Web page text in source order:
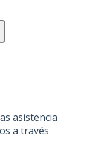
asistencia
a través